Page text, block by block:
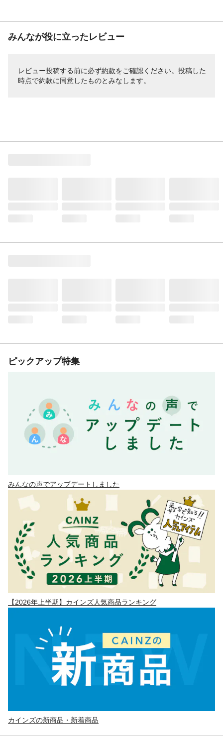
みんなが役に立ったレビュー
レビュー投稿する前に必ず約款をご確認ください。投稿した
時点で約款に同意したものとみなします。
ピックアップ特集
みんなの声でアップデートしました
【2026年上半期】カインズ人気商品ランキング
カインズの新商品・新着商品